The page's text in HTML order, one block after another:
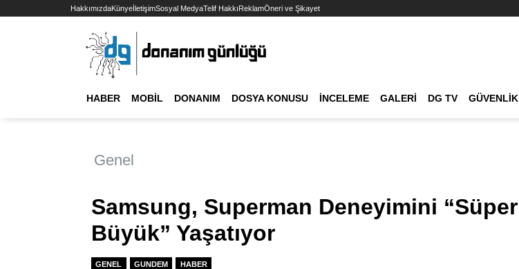
HakkımızdaKünyeİletişimSosyal MedyaTelif HakkıReklamÖneri ve Şikayet
HABER MOBIL DONANIM DOSYA KONUSU İNCELEME GALERI DG TV GÜVENLIK
Genel
Samsung, Superman Deneyimini “Süper
Büyük” Yaşatıyor
GENEL GUNDEM HABER